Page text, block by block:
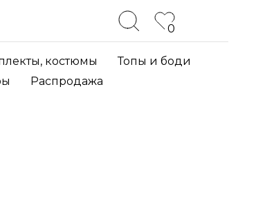
0
костюмы
Топы и боди
Распродажа